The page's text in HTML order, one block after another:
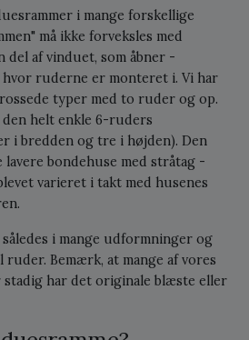
i mange forskellige
må ikke forveksles med
del af vinduet, som åbner -
ruderne er monteret i. Vi har
typer med to ruder og op.
den helt enkle 6-ruders
i bredden og tre i højden). Den
lavere bondehuse med stråtag -
varieret i takt med husenes
i mange udformninger og
ruder. Bemærk, at mange af vores
har det originale blæste eller